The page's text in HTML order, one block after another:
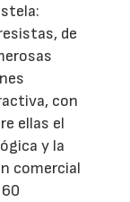
de
con
ellas el
y la
comercial